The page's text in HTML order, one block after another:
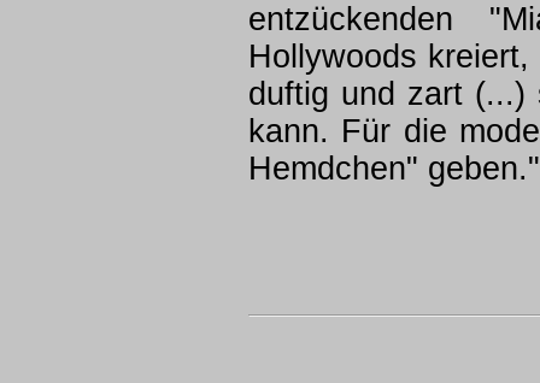
entzückenden
Hollywoods
duftig und zart (...)
kann. Für die
Hemdchen" geben."